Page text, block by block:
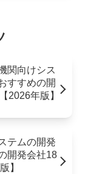
関向けシス
すすめの開
2026年版】
テムの開発
開発会社18
】